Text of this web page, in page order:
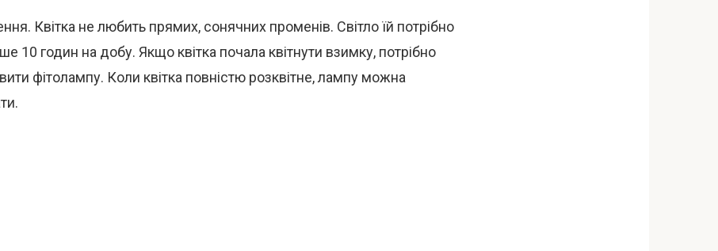
Квітка не любить прямих, сонячних променів. Світло їй потрібно
10 годин на добу. Якщо квітка почала квітнути взимку, потрібно
фітолампу. Коли квітка повністю розквітне, лампу можна